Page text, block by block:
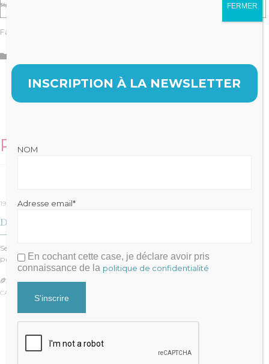
Faites le bon choix!

Related Stories
19 avril 2020
Des montagnes de dettes
Seules 5% des entreprises se voient refuser le prêt garanti par l’Etat, le fameux
PGE….
JULIEN FRAYSSE
CATÉGORIE :
INSCRIPTION À LA NEWSLETTER
NOM
Adresse email*
En cochant cette case, je déclare avoir pris
connaissance de la politique de confidentialité
FERMER